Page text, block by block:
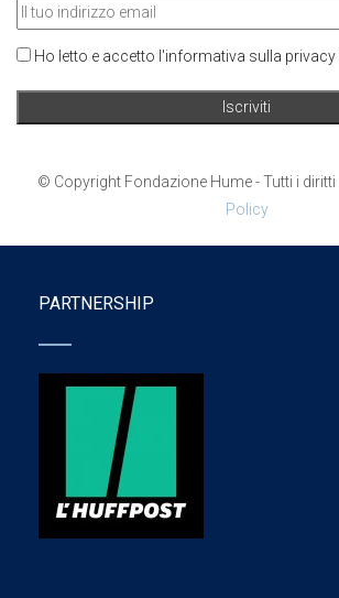
Ho letto e accetto l'informativa sulla privacy
© Copyright Fondazione Hume - Tutti i diritti
Policy
PARTNERSHIP